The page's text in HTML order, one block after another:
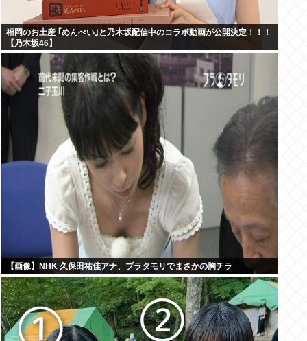
福岡のお土産 ｢めんべい｣と乃木坂配信中のコラボ動画が公開決定！！！
【乃木坂46】
【画像】NHK 久保田祐佳アナ、ブラタモリでまさかの胸チラ